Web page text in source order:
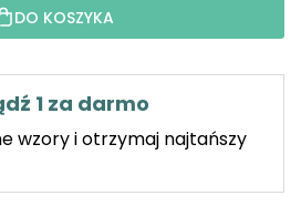
DO KOSZYKA
1 za darmo
wzory i otrzymaj najtańszy